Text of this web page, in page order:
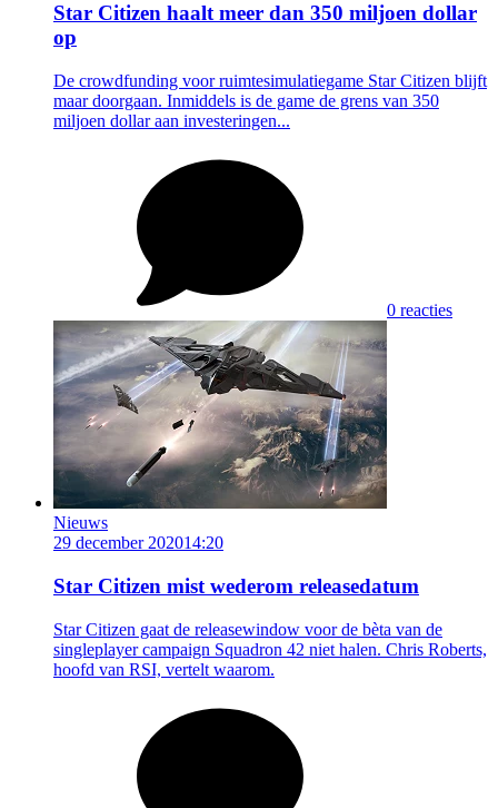
Star Citizen haalt meer dan 350 miljoen dollar
op
De crowdfunding voor ruimtesimulatiegame Star Citizen blijft
maar doorgaan. Inmiddels is de game de grens van 350
miljoen dollar aan investeringen...
0 reacties
Nieuws
29 december 202014:20
Star Citizen mist wederom releasedatum
Star Citizen gaat de releasewindow voor de bèta van de
singleplayer campaign Squadron 42 niet halen. Chris Roberts,
hoofd van RSI, vertelt waarom.